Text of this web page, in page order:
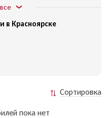
в Красноярске
Сортировка
пока нет